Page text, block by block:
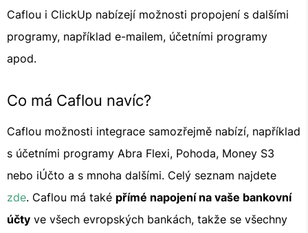
Caflou i ClickUp nabízejí možnosti propojení s dalšími
programy, například e-mailem, účetními programy
apod.
Co má Caflou navíc?
Caflou možnosti integrace samozřejmě nabízí, například
s účetními programy Abra Flexi, Pohoda, Money S3
nebo iÚčto a s mnoha dalšími. Celý seznam najdete
zde. Caflou má také přímé napojení na vaše bankovní
účty ve všech evropských bankách, takže se všechny